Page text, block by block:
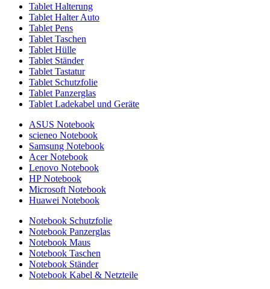
Tablet Halterung
Tablet Halter Auto
Tablet Pens
Tablet Taschen
Tablet Hülle
Tablet Ständer
Tablet Tastatur
Tablet Schutzfolie
Tablet Panzerglas
Tablet Ladekabel und Geräte
ASUS Notebook
scieneo Notebook
Samsung Notebook
Acer Notebook
Lenovo Notebook
HP Notebook
Microsoft Notebook
Huawei Notebook
Notebook Schutzfolie
Notebook Panzerglas
Notebook Maus
Notebook Taschen
Notebook Ständer
Notebook Kabel & Netzteile